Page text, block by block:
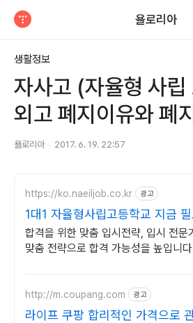
욜로리아
생활정보
자사고 (자율형 사립
외고 폐지이유와 폐
욜로리아 2017. 6. 19. 22:57
https://ko.naeiljob.co.kr 광고
1대1 자율형사립고등학교 지금 필
입시전략 !
합격을 위한 맞춤 입시전략, 입시 전문
맞춤 전략으로 합격 가능성을 높입니다
http://m.coupang.com 광고
라이프 쿠팡 합리적인 가격으로